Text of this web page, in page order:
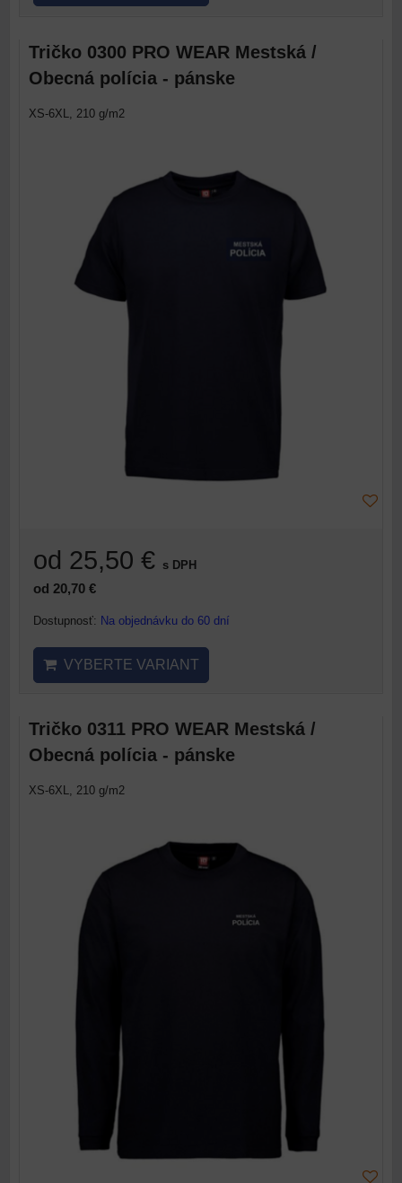
Tričko 0300 PRO WEAR Mestská /
Obecná polícia - pánske
XS-6XL, 210 g/m2
od 25,50 € s DPH
od 20,70 €
Dostupnosť: Na objednávku do 60 dní
VYBERTE VARIANT
Tričko 0311 PRO WEAR Mestská /
Obecná polícia - pánske
XS-6XL, 210 g/m2